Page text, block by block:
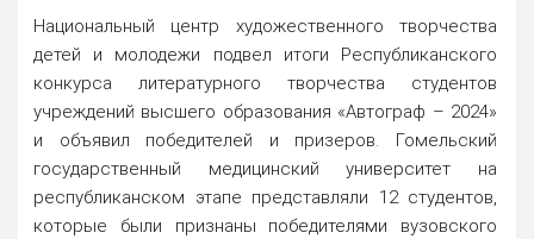
Национальный центр художественного творчества
детей и молодежи подвел итоги Республиканского
конкурса литературного творчества студентов
учреждений высшего образования «Автограф – 2024»
и объявил победителей и призеров. Гомельский
государственный медицинский университет на
республиканском этапе представляли 12 студентов,
которые были признаны победителями вузовского